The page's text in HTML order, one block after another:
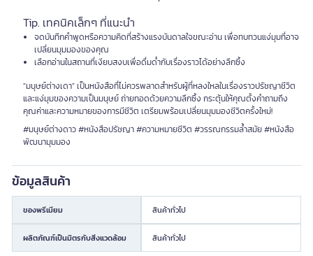
Tip. เทคนิคเล็กๆ ที่แนะนำ
จดบันทึกคำพูดหรือความคิดที่สร้างแรงบันดาลใจขณะอ่าน เพื่อทบทวนแง่มุมที่อาจ
เปลี่ยนมุมมองของคุณ
เลือกอ่านในสถานที่เงียบสงบเพื่อดื่มด่ำกับเรื่องราวได้อย่างลึกซึ้ง
"มนุษย์ต่างเดา" เป็นหนังสือที่ไม่ควรพลาดสำหรับผู้ที่หลงใหลในเรื่องราวปรัชญาชีวิต
และแง่มุมของความเป็นมนุษย์ ถ่ายทอดด้วยความลึกซึ้ง กระตุ้นให้คุณตั้งคำถามถึง
คุณค่าและความหมายของการมีชีวิต เตรียมพร้อมเปลี่ยนมุมมองชีวิตครั้งใหม่!
#มนุษย์ต่างดาว #หนังสือปรัชญา #ความหมายชีวิต #วรรณกรรมล้ำสมัย #หนังสือ
พัฒนามุมมอง
ข้อมูลสินค้า
ของพรีเมียม สินค้าทั่วไป
ผลิตภัณฑ์เป็นมิตรกับสิ่งแวดล้อม สินค้าทั่วไป